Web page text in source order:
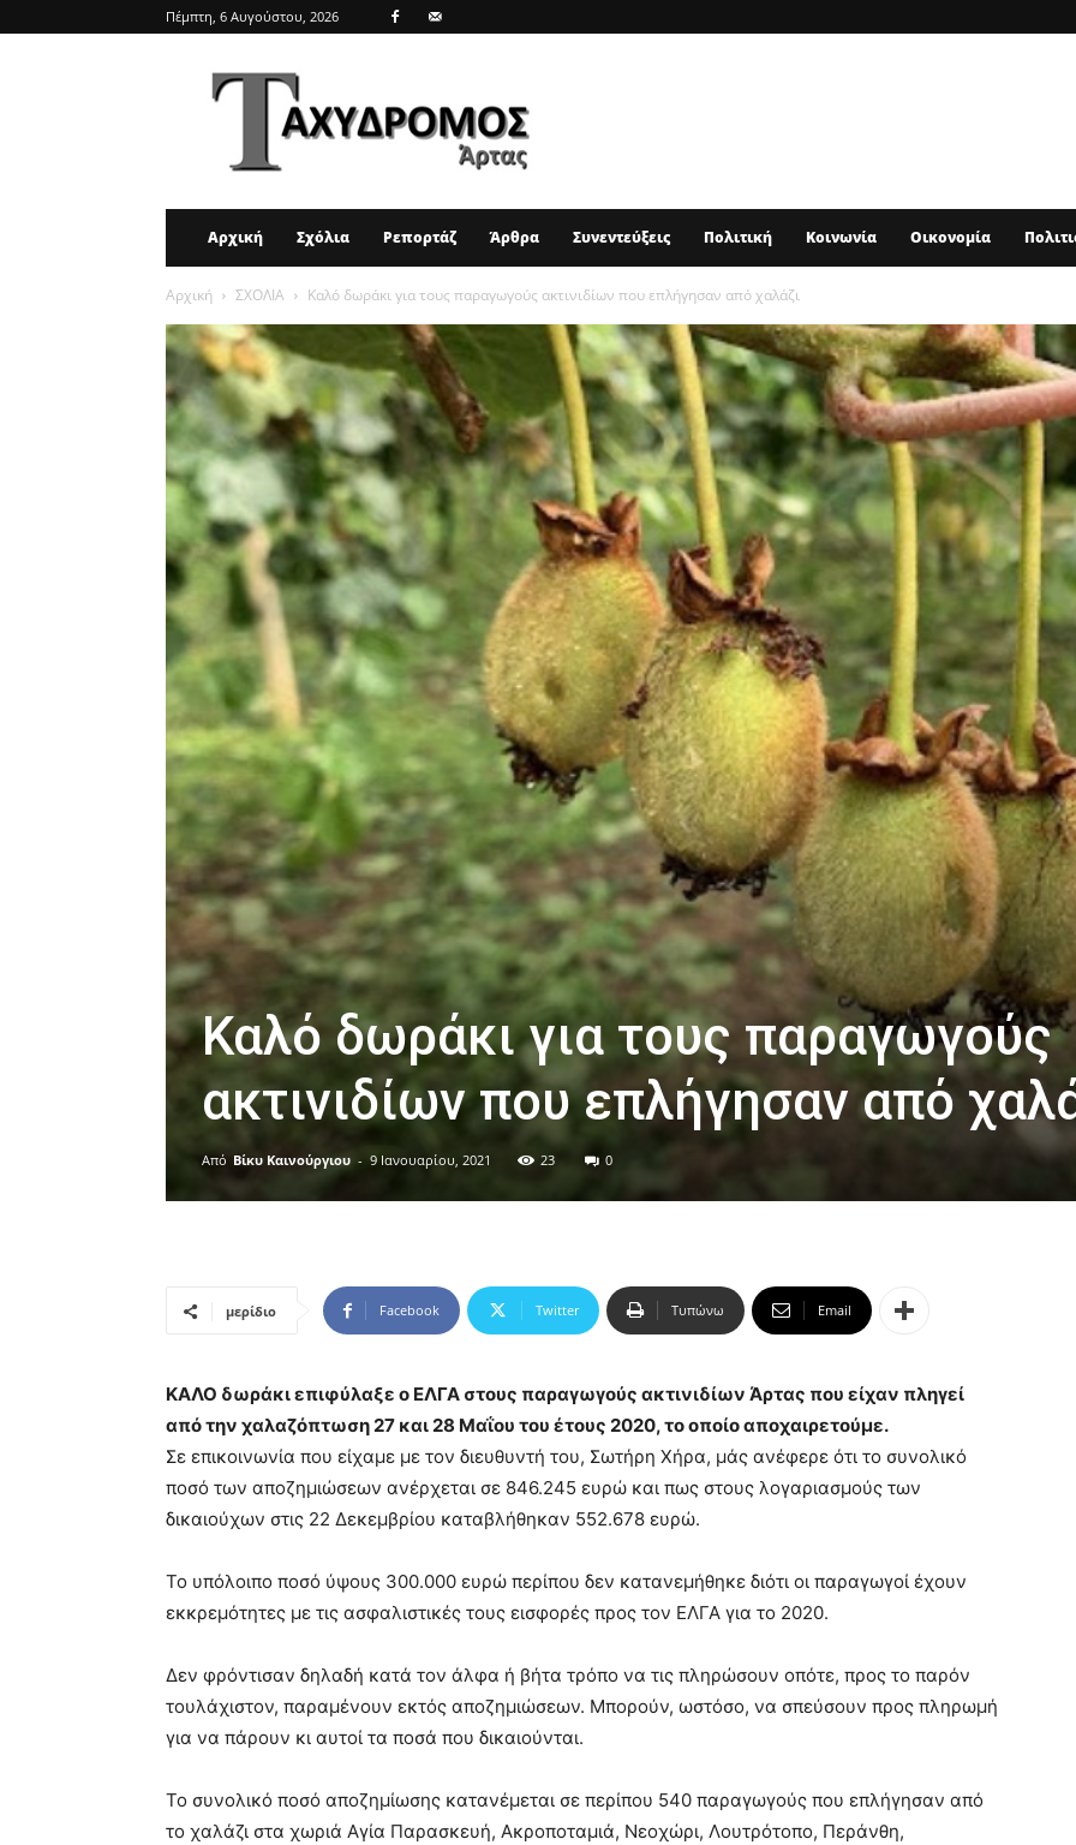
Πέμπτη, 6 Αυγούστου, 2026
ΤΑΧΥΔΡΟΜΟΣ
Αρχική Σχόλια Ρεπορτάζ Άρθρα Συνεντεύξεις Πολιτική Κοινωνία Οικονομία
Αρχική ΣΧΟΛΙΑ Καλό δωράκι για τους παραγωγούς ακτινιδίων που επλήγησαν από χαλάζι
Καλό δωράκι για τους παραγωγούς
ακτινιδίων που επλήγησαν από
Από Βίκυ Καινούργιου - 9 Ιανουαρίου, 2021 23 0
μερίδιο Facebook Twitter Τυπώνω Email
ΚΑΛΟ δωράκι επιφύλαξε ο ΕΛΓΑ στους παραγωγούς ακτινιδίων Άρτας που είχαν πληγεί
από την χαλαζόπτωση 27 και 28 Μαΐου του έτους 2020, το οποίο αποχαιρετούμε.
Σε επικοινωνία που είχαμε με τον διευθυντή του, Σωτήρη Χήρα, μάς ανέφερε ότι το συνολικό
ποσό των αποζημιώσεων ανέρχεται σε 846.245 ευρώ και πως στους λογαριασμούς των
δικαιούχων στις 22 Δεκεμβρίου καταβλήθηκαν 552.678 ευρώ.
Το υπόλοιπο ποσό ύψους 300.000 ευρώ περίπου δεν κατανεμήθηκε διότι οι παραγωγοί έχουν
εκκρεμότητες με τις ασφαλιστικές τους εισφορές προς τον ΕΛΓΑ για το 2020.
Δεν φρόντισαν δηλαδή κατά τον άλφα ή βήτα τρόπο να τις πληρώσουν οπότε, προς το παρόν
τουλάχιστον, παραμένουν εκτός αποζημιώσεων. Μπορούν, ωστόσο, να σπεύσουν προς πληρωμή
για να πάρουν κι αυτοί τα ποσά που δικαιούνται.
Το συνολικό ποσό αποζημίωσης κατανέμεται σε περίπου 540 παραγωγούς που επλήγησαν από
το χαλάζι στα χωριά Αγία Παρασκευή, Ακροποταμιά, Νεοχώρι, Λουτρότοπο, Περάνθη,